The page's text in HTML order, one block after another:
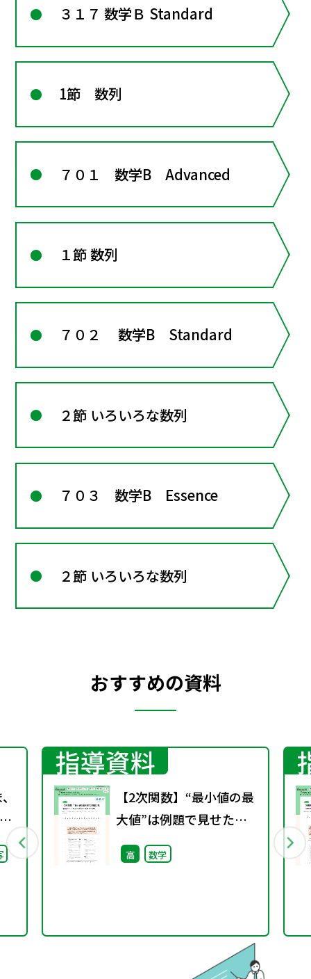
３１７ 数学Ｂ Standard
1節 数列
７０１ 数学B Advanced
１節 数列
７０２ 数学B Standard
２節 いろいろな数列
７０３ 数学B Essence
２節 いろいろな数列
おすすめの資料
指導資料
【2次関数】“最小値の最
大値”は例題で見せた
い！（ニューグローバル
マーチ）
高 数学